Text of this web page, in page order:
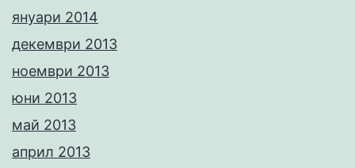
януари 2014
декември 2013
ноември 2013
юни 2013
май 2013
април 2013